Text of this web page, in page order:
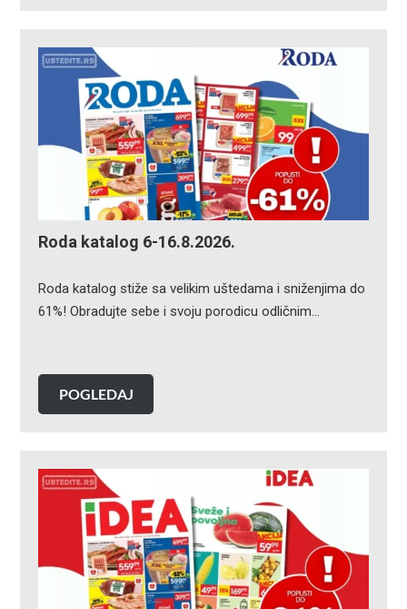
Roda katalog 6-16.8.2026.
Roda katalog stiže sa velikim uštedama i sniženjima do
61%! Obradujte sebe i svoju porodicu odličnim…
POGLEDAJ